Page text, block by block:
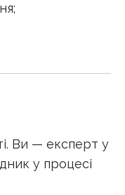
;
Ви — експерт у
у процесі